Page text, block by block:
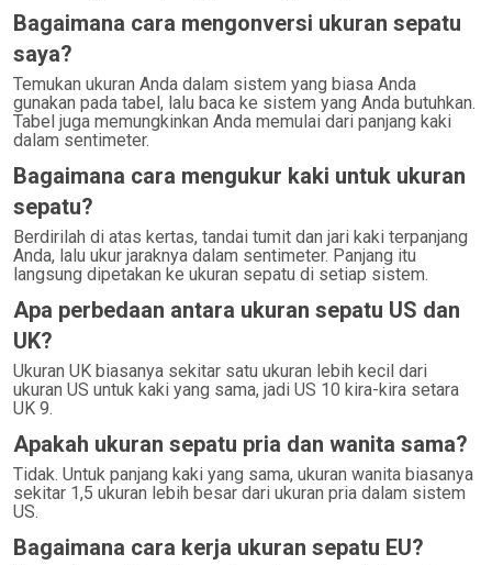
Bagaimana cara mengonversi ukuran sepatu
saya?
Temukan ukuran Anda dalam sistem yang biasa Anda
gunakan pada tabel, lalu baca ke sistem yang Anda butuhkan.
Tabel juga memungkinkan Anda memulai dari panjang kaki
dalam sentimeter.
Bagaimana cara mengukur kaki untuk ukuran
sepatu?
Berdirilah di atas kertas, tandai tumit dan jari kaki terpanjang
Anda, lalu ukur jaraknya dalam sentimeter. Panjang itu
langsung dipetakan ke ukuran sepatu di setiap sistem.
Apa perbedaan antara ukuran sepatu US dan
UK?
Ukuran UK biasanya sekitar satu ukuran lebih kecil dari
ukuran US untuk kaki yang sama, jadi US 10 kira-kira setara
UK 9.
Apakah ukuran sepatu pria dan wanita sama?
Tidak. Untuk panjang kaki yang sama, ukuran wanita biasanya
sekitar 1,5 ukuran lebih besar dari ukuran pria dalam sistem
US.
Bagaimana cara kerja ukuran sepatu EU?